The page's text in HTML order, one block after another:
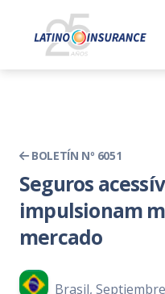
BOLETÍN Nº 6051
Seguros
impulsionam
mercado
Brasil,